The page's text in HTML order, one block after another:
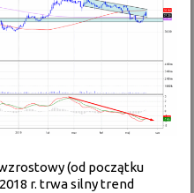
(od początku
r. trwa silny trend